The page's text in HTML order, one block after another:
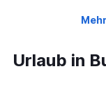
Urlaub in